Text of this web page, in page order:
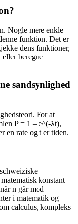
Nogle mere enkle
funktion. Det er
dens funktioner,
eller beregne
sandsynlighed
For at
P = 1 – e^(-λt),
en rate og t er tiden.
konstant
n går mod
i matematik og
calculus, kompleks